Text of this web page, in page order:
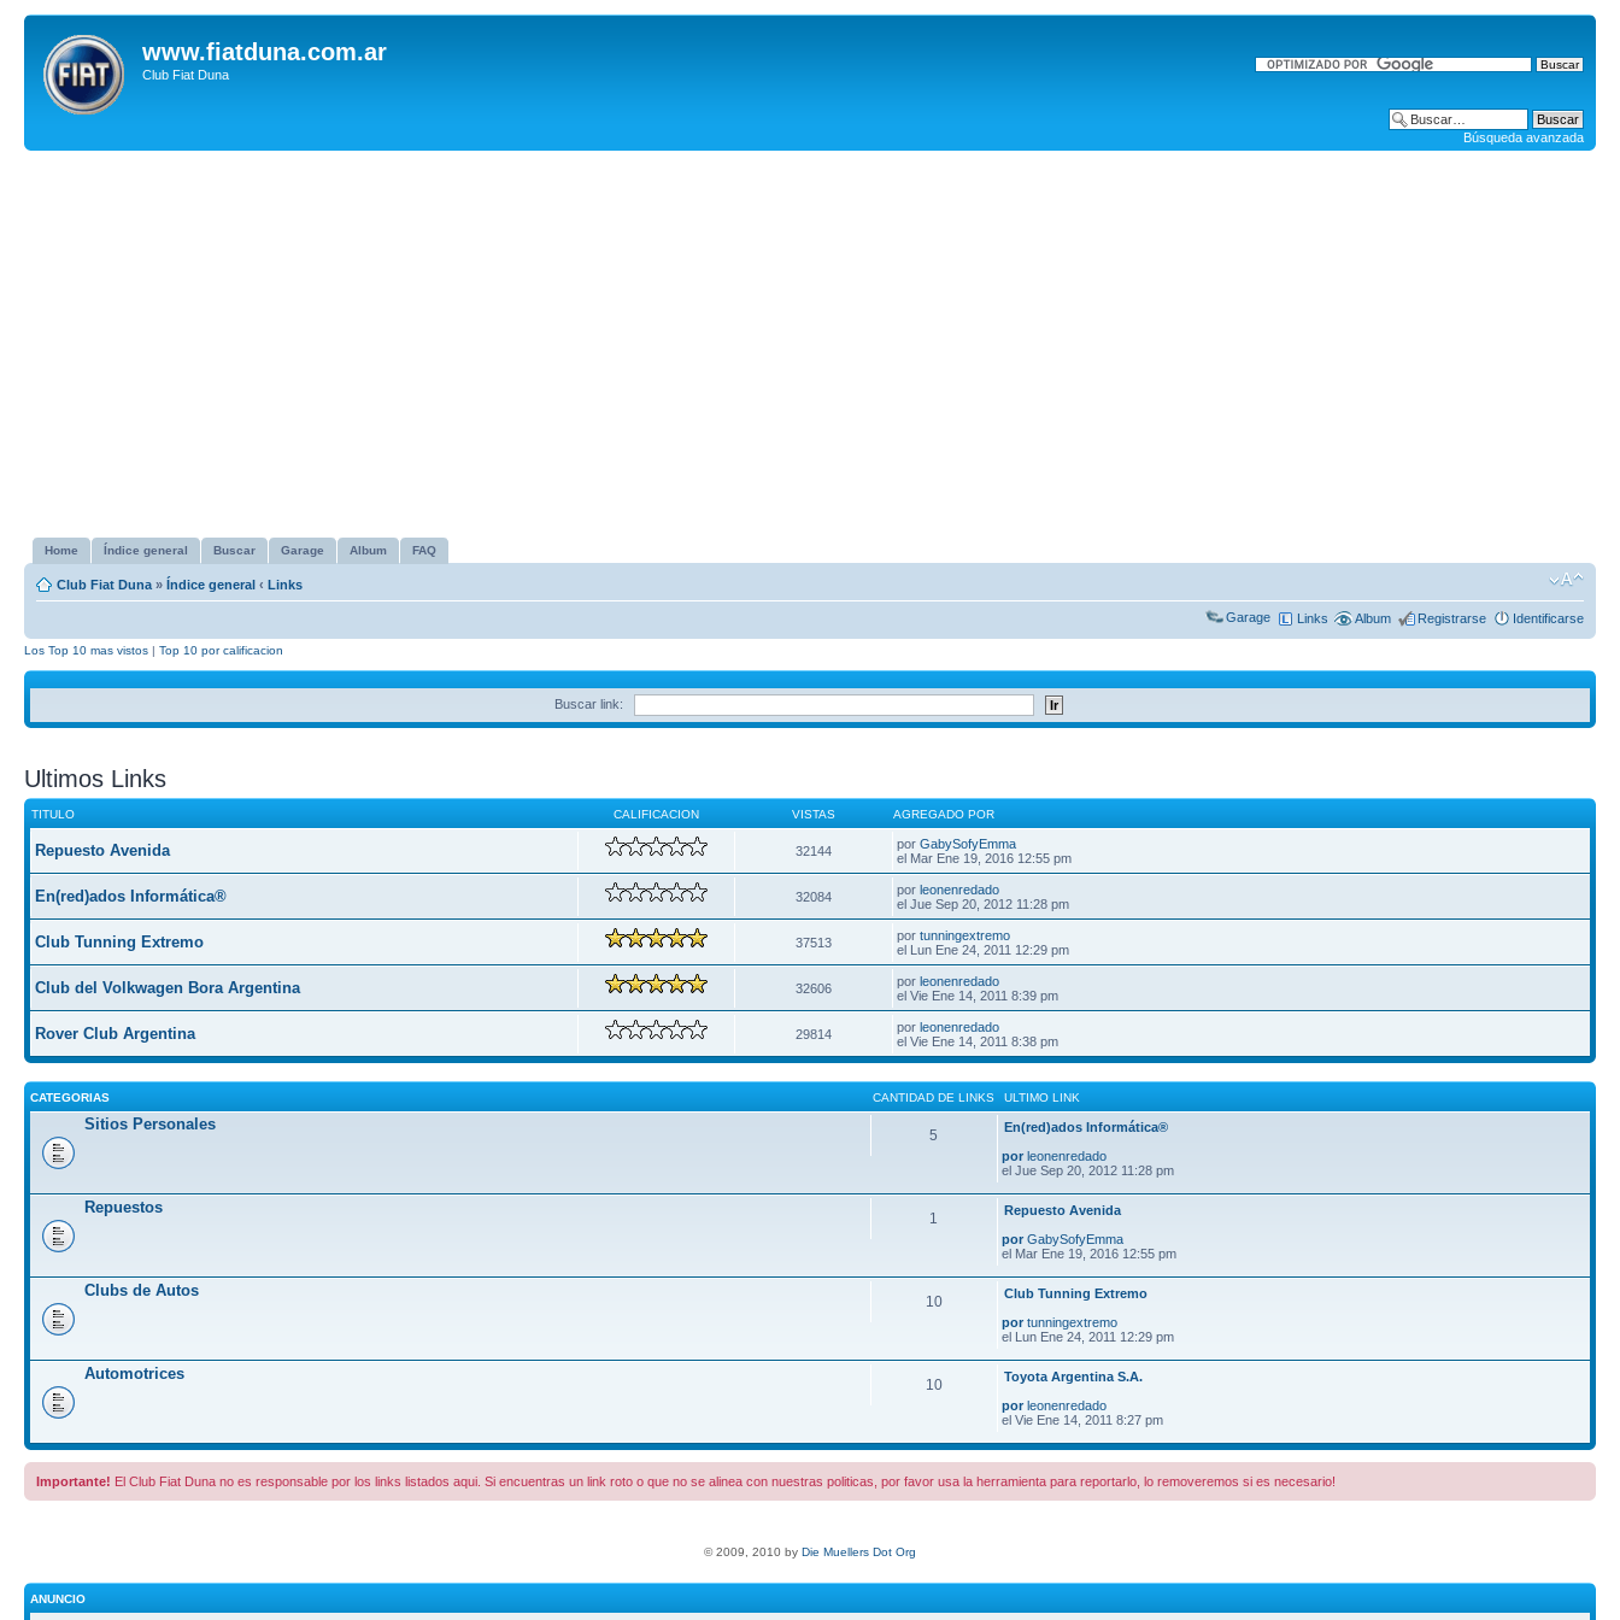
www.fiatduna.com.ar
Club Fiat Duna
Búsqueda avanzada
Home Índice general Buscar Garage Album FAQ
Club Fiat Duna » Índice general ‹ Links
Garage Links Album Registrarse Identificarse
Los Top 10 mas vistos | Top 10 por calificacion
Buscar link:
Ultimos Links
TITULO CALIFICACION VISTAS AGREGADO POR
Repuesto Avenida 32144 por GabySofyEmma
el Mar Ene 19, 2016 12:55 pm
En(red)ados Informática® 32084 por leonenredado
el Jue Sep 20, 2012 11:28 pm
Club Tunning Extremo 37513 por tunningextremo
el Lun Ene 24, 2011 12:29 pm
Club del Volkwagen Bora Argentina 32606 por leonenredado
el Vie Ene 14, 2011 8:39 pm
Rover Club Argentina 29814 por leonenredado
el Vie Ene 14, 2011 8:38 pm
CATEGORIAS CANTIDAD DE LINKS ULTIMO LINK
Sitios Personales
5
En(red)ados Informática®
por leonenredado
el Jue Sep 20, 2012 11:28 pm
Repuestos
1
Repuesto Avenida
por GabySofyEmma
el Mar Ene 19, 2016 12:55 pm
Clubs de Autos
10
Club Tunning Extremo
por tunningextremo
el Lun Ene 24, 2011 12:29 pm
Automotrices
10
Toyota Argentina S.A.
porleonenredado
el Vie Ene 14, 2011 8:27 pm
Importante! El Club Fiat Duna no es responsable por los links listados aqui. Si encuentras un link roto o que no se alinea con nuestras politicas, por favor usa la herramienta para reportarlo, lo removeremos si es necesario!
© 2009, 2010 by Die Muellers Dot Org
ANUNCIO